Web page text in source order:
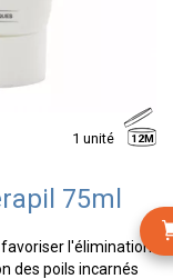
1 unité 12M
75ml
l'élimination
des poils incarnés